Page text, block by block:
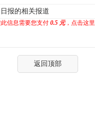
报的相关报道
信息需要您支付 0.5 元，点击这
返回顶部